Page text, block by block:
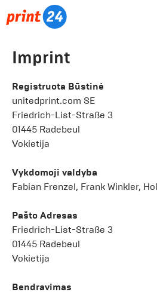
Imprint
Registruota Būstinė
unitedprint.com SE
Friedrich-List-Straße 3
01445 Radebeul
Vokietija
Vykdomoji valdyba
Fabian Frenzel, Frank Winkler,
Pašto Adresas
Friedrich-List-Straße 3
01445 Radebeul
Vokietija
Bendravimas